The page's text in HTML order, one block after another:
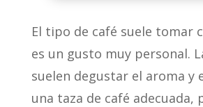
El tipo de café suele tomar
es un gusto muy personal.
suelen degustar el aroma y
una taza de café adecuada,